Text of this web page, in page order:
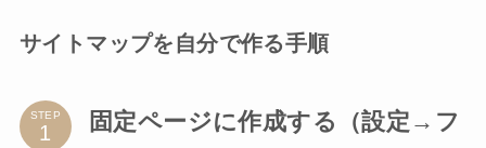
サイトマップを自分で作る手順
STEP
固定ページに作成する（設定→フ